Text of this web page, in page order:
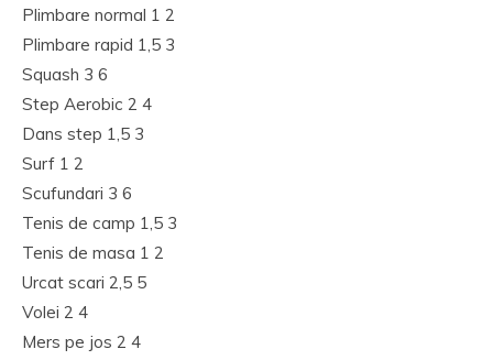
Plimbare normal 1 2
Plimbare rapid 1,5 3
Squash 3 6
Step Aerobic 2 4
Dans step 1,5 3
Surf 1 2
Scufundari 3 6
Tenis de camp 1,5 3
Tenis de masa 1 2
Urcat scari 2,5 5
Volei 2 4
Mers pe jos 2 4